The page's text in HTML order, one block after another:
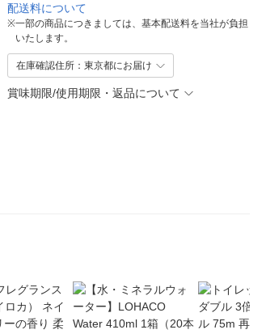
配送料について
※一部の商品につきましては、基本配送料を当社が負担
いたします。
在庫確認住所：東京都にお届け
賞味期限/使用期限・返品について